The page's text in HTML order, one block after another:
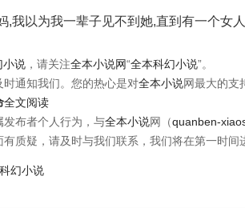
,我以为我一辈子见不到她,直到有一个
小说 ，请关注全本小说网“全本科幻小说”。
时通知我们。您的热心是对全本小说网最大的支
全文阅读
发布者个人行为，与全本小说网（quanben-
质疑，请及时与我们联系，我们将在第一时间
幻小说